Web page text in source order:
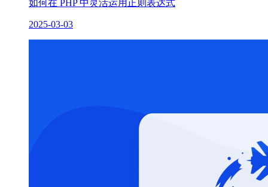
如何在 PHP 中灵活运用正则表达式
2025-03-03